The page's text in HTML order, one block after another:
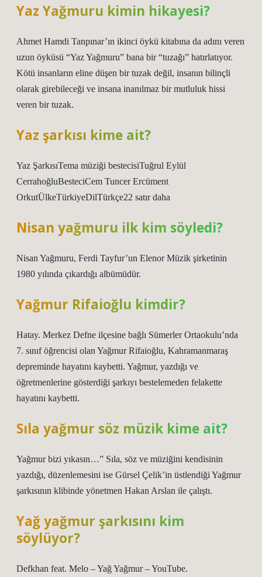
Yaz Yağmuru kimin hikayesi?
Ahmet Hamdi Tanpınar’ın ikinci öykü kitabına da adını veren
uzun öyküsü “Yaz Yağmuru” bana bir “tuzağı” hatırlatıyor.
Kötü insanların eline düşen bir tuzak değil, insanın bilinçli
olarak girebileceği ve insana inanılmaz bir mutluluk hissi
veren bir tuzak.
Yaz şarkısı kime ait?
Yaz ŞarkısıTema müziği bestecisiTuğrul Eylül
CerrahoğluBesteciCem Tuncer Ercüment
OrkutÜlkeTürkiyeDilTürkçe22 satır daha
Nisan yağmuru ilk kim söyledi?
Nisan Yağmuru, Ferdi Tayfur’un Elenor Müzik şirketinin
1980 yılında çıkardığı albümüdür.
Yağmur Rifaioğlu kimdir?
Hatay. Merkez Defne ilçesine bağlı Sümerler Ortaokulu’nda
7. sınıf öğrencisi olan Yağmur Rifaioğlu, Kahramanmaraş
depreminde hayatını kaybetti. Yağmur, yazdığı ve
öğretmenlerine gösterdiği şarkıyı bestelemeden felakette
hayatını kaybetti.
Sıla yağmur söz müzik kime ait?
Yağmur bizi yıkasın…” Sıla, söz ve müziğini kendisinin
yazdığı, düzenlemesini ise Gürsel Çelik’in üstlendiği Yağmur
şarkısının klibinde yönetmen Hakan Arslan ile çalıştı.
Yağ yağmur şarkısını kim
söylüyor?
Defkhan feat. Melo – Yağ Yağmur – YouTube.